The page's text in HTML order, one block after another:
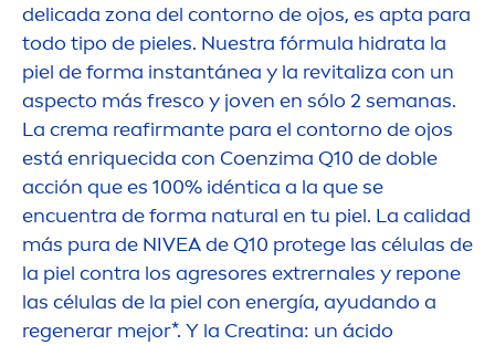
delicada zona del contorno de ojos, es apta para
todo tipo de pieles. Nuestra fórmula hidrata la
piel de forma instantánea y la revitaliza con un
aspecto más fresco y joven en sólo 2 semanas.
La crema reafirmante para el contorno de ojos
está enriquecida con Coenzima Q10 de doble
acción que es 100% idéntica a la que se
encuentra de forma natural en tu piel. La calidad
más pura de NIVEAde Q10 protege las células de
la piel contra los agresores extrernales y repone
las células de la piel con energía, ayudando a
regenerar mejor*. Y la Creatina: un ácido